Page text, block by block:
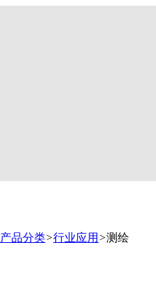
产品分类>行业应用 >测绘